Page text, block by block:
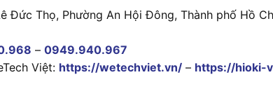
Đức Thọ, Phường An Hội Đông, Thành phố Hồ
– 0949.940.967
Việt: https://wetechviet.vn/ – https://hioki-